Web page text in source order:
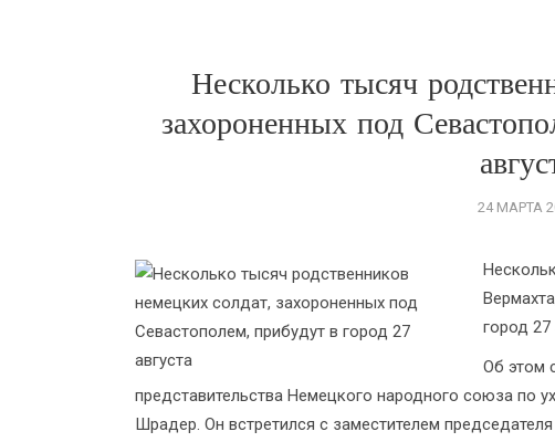
Несколько тысяч
захороненных под
24 МАРТА
город 27
Об этом
представительства Немецкого народного союза по
Шрадер. Он встретился с заместителем